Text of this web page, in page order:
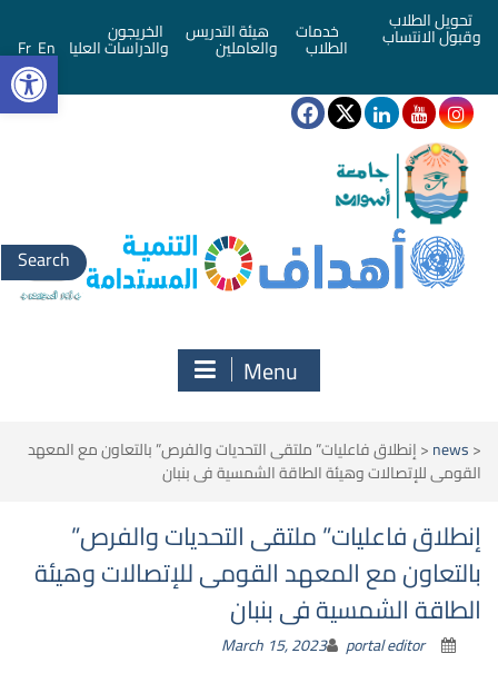
تحويل الطلاب
وقبول الانتساب خدمات
الطلاب
هيئة التدريس
والعاملين
الخريجون
والدراسات العليا En
Fr
Search
for:
Menu
<
news
<إنطلاق فاعليات” ملتقى التحديات والفرص” بالتعاون مع المعهد
القومى للإتصالات وهيئة الطاقة الشمسية فى بنبان
إنطلاق فاعليات” ملتقى التحديات والفرص”
بالتعاون مع المعهد القومى للإتصالات وهيئة
الطاقة الشمسية فى بنبان
March 15, 2023 portal editor